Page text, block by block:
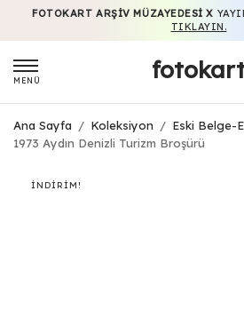
FOTOKART ARŞIV MÜZAYEDESI X
TIKLAYIN.
MENÜ
Ana Sayfa / Koleksiyon / Eski Belge-
1973 Aydın Denizli Turizm Broşürü
İNDIRIM!